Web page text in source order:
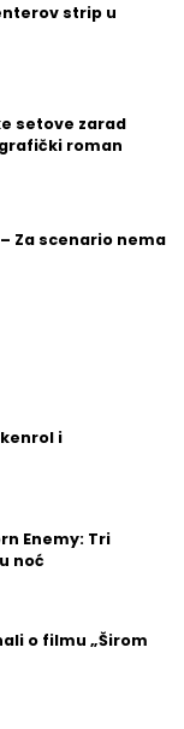
strip u
setove zarad
roman
– Za scenario nema
i
Enemy: Tri
noć
o filmu „Širom